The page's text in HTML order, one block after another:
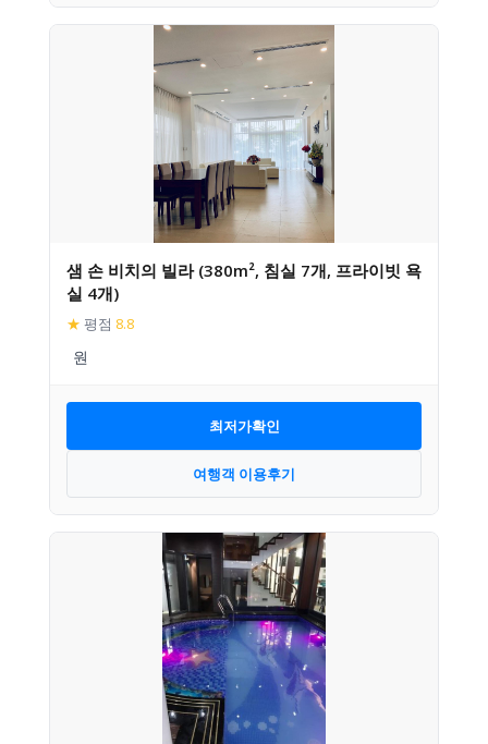
샘 손 비치의 빌라 (380m², 침실 7개, 프라이빗 욕
실 4개)
★ 평점 8.8
최저가확인
여행객 이용후기